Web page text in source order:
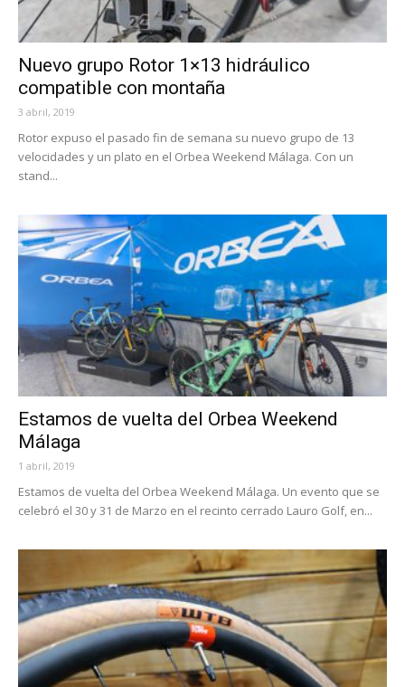
Nuevo grupo Rotor 1×13 hidráulico
compatible con montaña
3 abril, 2019
Rotor expuso el pasado fin de semana su nuevo grupo de 13
velocidades y un plato en el Orbea Weekend Málaga. Con un
stand...
Estamos de vuelta del Orbea Weekend
Málaga
1 abril, 2019
Estamos de vuelta del Orbea Weekend Málaga. Un evento que se
celebró el 30 y 31 de Marzo en el recinto cerrado Lauro Golf, en...